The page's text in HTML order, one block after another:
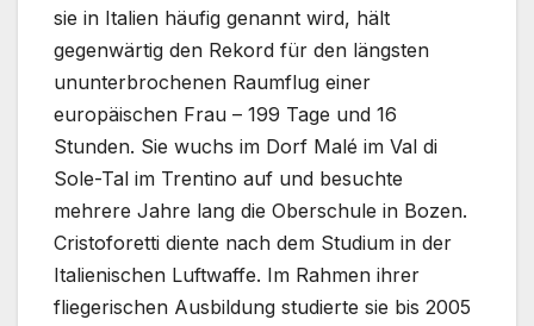
sie in Italien häufig genannt wird, hält
gegenwärtig den Rekord für den längsten
ununterbrochenen Raumflug einer
europäischen Frau – 199 Tage und 16
Stunden. Sie wuchs im Dorf Malé im Val di
Sole-Tal im Trentino auf und besuchte
mehrere Jahre lang die Oberschule in Bozen.
Cristoforetti diente nach dem Studium in der
Italienischen Luftwaffe. Im Rahmen ihrer
fliegerischen Ausbildung studierte sie bis 2005